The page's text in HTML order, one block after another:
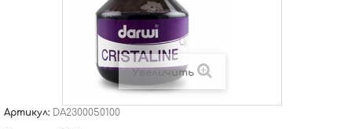
Увеличить
Артикул: DA2300050100